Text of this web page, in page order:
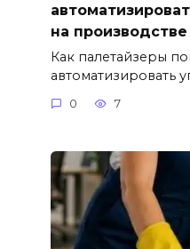
на производстве
Как палетайзеры
автоматизировать
0 7